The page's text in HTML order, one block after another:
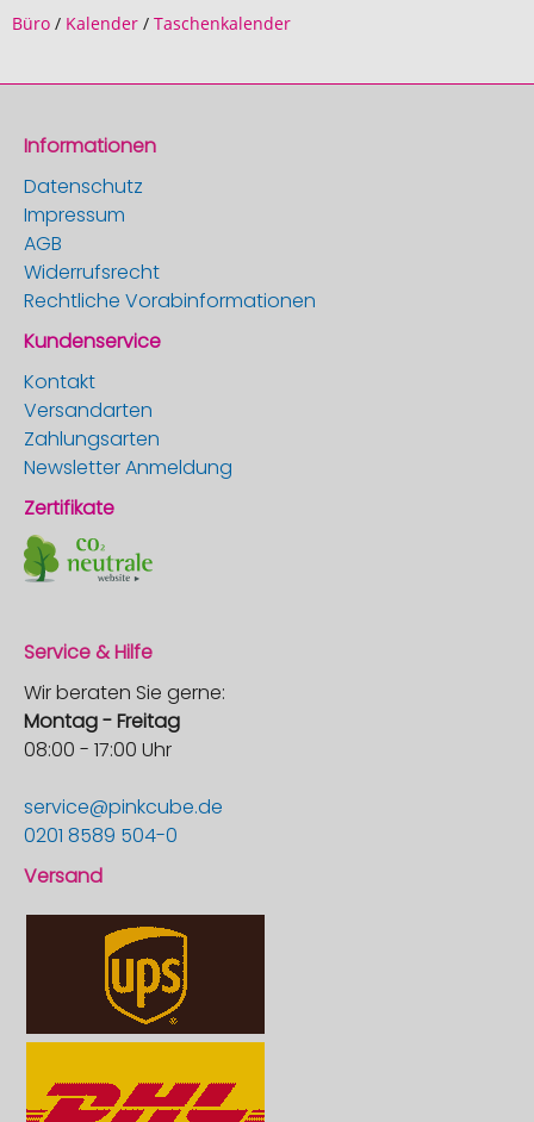
Büro / Kalender / Taschenkalender
Informationen
Datenschutz
Impressum
AGB
Widerrufsrecht
Rechtliche Vorabinformationen
Kundenservice
Kontakt
Versandarten
Zahlungsarten
Newsletter Anmeldung
Zertifikate
Service & Hilfe
Wir beraten Sie gerne:
Montag - Freitag
08:00 - 17:00 Uhr
service@pinkcube.de
0201 8589 504-0
Versand